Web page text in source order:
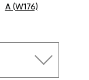
A (W176)